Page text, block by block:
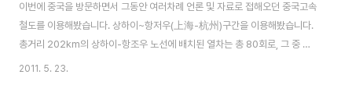
이번에 중국을 방문하면서 그동안 여러차례 언론 및 자료로 접해오던 중국고속
철도를 이용해봤습니다. 상하이~항저우(上海-杭州)구간을 이용해봤습니다.
총거리 202km의 상하이-항조우 노선에 배치된 열차는 총 80회로, 그 중 고
속전철운행이 50회 입니다. 이를 통해서, 상하이와 항조우 간의 운행시간을 대
2011. 5. 23.